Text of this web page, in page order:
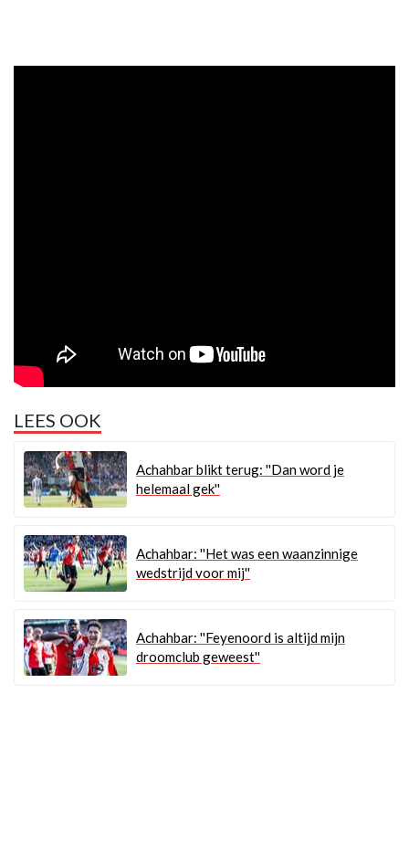
LEES OOK
Achahbar blikt terug: ''Dan word je
helemaal gek''
Achahbar: ''Het was een waanzinnige
wedstrijd voor mij''
Achahbar: ''Feyenoord is altijd mijn
droomclub geweest''